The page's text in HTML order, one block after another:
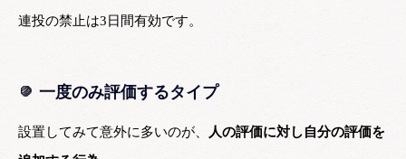
連投の禁止は3日間有効です。
一度のみ評価するタイプ
設置してみて意外に多いのが、
人の評価に対し自分の評価を